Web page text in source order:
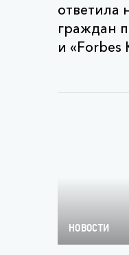
ответила
граждан
и «Forbes
НОВОСТИ